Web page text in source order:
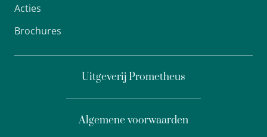
Acties
Brochures
Uitgeverij Prometheus
Algemene voorwaarden